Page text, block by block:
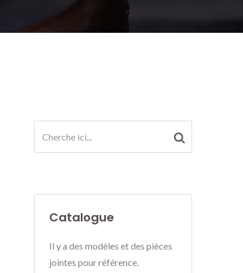
Catalogue
Il y a des modèles et des pièces
jointes pour référence.